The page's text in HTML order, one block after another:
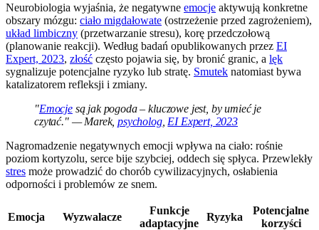
Neurobiologia wyjaśnia, że negatywne emocje aktywują konkretne
obszary mózgu: ciało migdałowate (ostrzeżenie przed zagrożeniem),
układ limbiczny (przetwarzanie stresu), korę przedczołową
(planowanie reakcji). Według badań opublikowanych przez EI
Expert, 2023, złość często pojawia się, by bronić granic, a lęk
sygnalizuje potencjalne ryzyko lub stratę. Smutek natomiast bywa
katalizatorem refleksji i zmiany.
"Emocjesą jak pogoda – kluczowe jest, by umieć je
czytać." — Marek,psycholog, EI Expert, 2023
Nagromadzenie negatywnych emocji wpływa na ciało: rośnie
poziom kortyzolu, serce bije szybciej, oddech się spłyca. Przewlekły
stres może prowadzić do chorób cywilizacyjnych, osłabienia
odporności i problemów ze snem.
Emocja Wyzwalacze
Funkcje
adaptacyjne
Ryzyka
Potencjalne
korzyści